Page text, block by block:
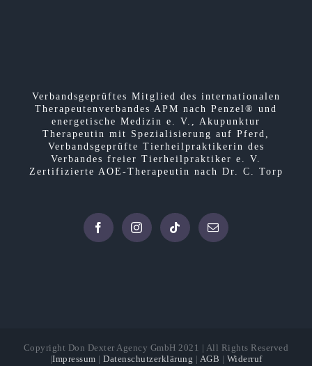
Verbandsgeprüftes Mitglied des internationalen
Therapeutenverbandes APM nach Penzel ® und
energetische Medizin e. V., Akupunktur
Therapeutin mit Spezialisierung auf Pferd,
Verbandsgeprüfte Tierheilpraktikerin des
Verbandes freier Tierheilpraktiker e. V.
Zertifizierte AOE-Therapeutin nach Dr. C. Torp
Copyright Don Dexter Agency GmbH 2021 | All Rights Reserved
|Impressum | Datenschutzerklärung | AGB | Widerruf